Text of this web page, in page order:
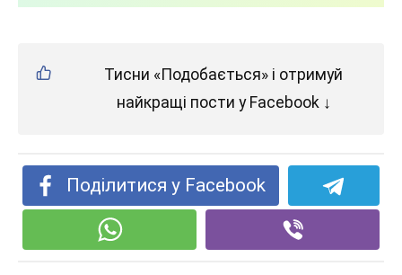
Тисни «Подобається» і отримуй
найкращі пости у Facebook ↓
Поділитися у Facebook